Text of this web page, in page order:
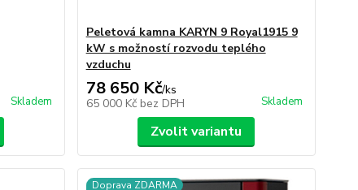
Skladem
Peletová kamna KARYN 9 Royal1915 9
kW s možností rozvodu teplého
vzduchu
78 650 Kč/ks
65 000 Kč bez DPH Skladem
Zvolit variantu
Doprava ZDARMA